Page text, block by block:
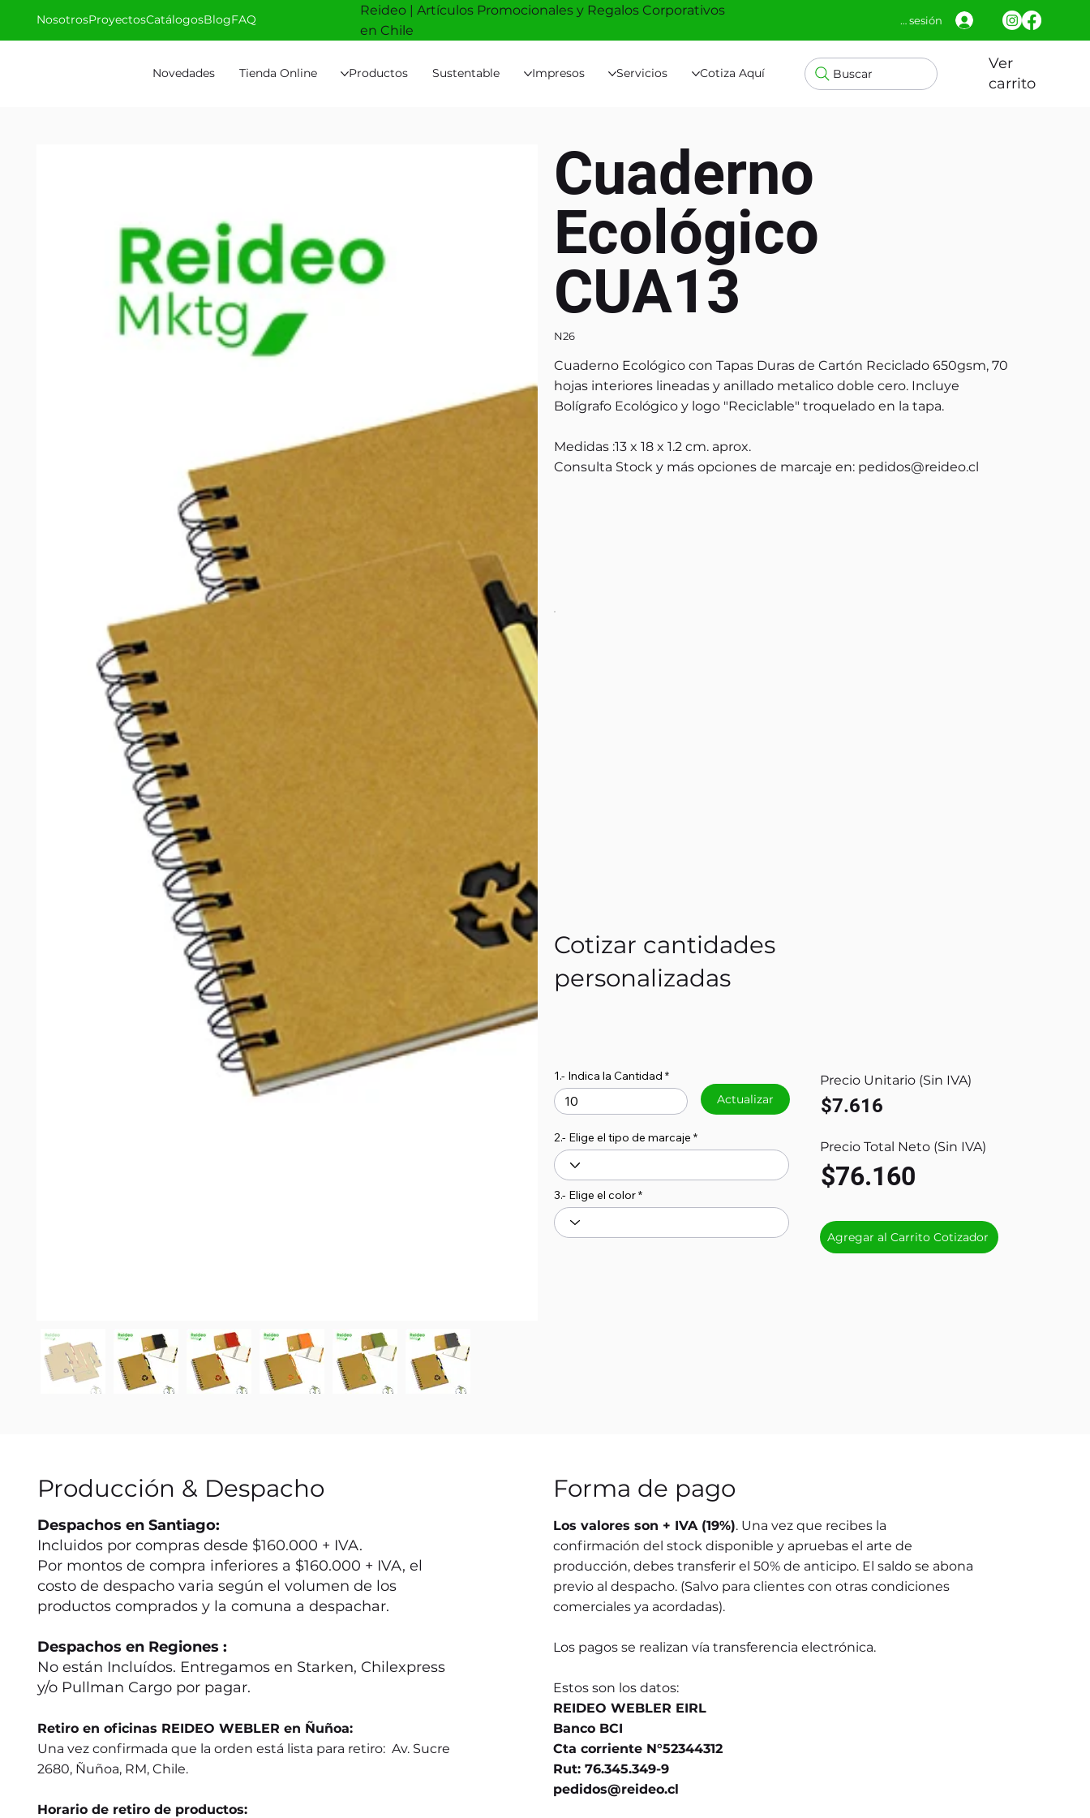
Novedades Tienda Online Productos Sustentable Impresos Servicios Cotiza Aquí Buscar
Ver
carrito
NosotrosProyectosCatálogosBlogFAQ
Reideo | Artículos Promocionales y Regalos Corporativos
en Chile
Iniciar sesión
Cuaderno
Ecológico
CUA13
N26
Cuaderno Ecológico con Tapas Duras de Cartón Reciclado 650gsm, 70
hojas interiores lineadas y anillado metalico doble cero. Incluye
Bolígrafo Ecológico y logo "Reciclable" troquelado en la tapa.
Medidas :13 x 18 x 1.2 cm. aprox.
Consulta Stock y más opciones de marcaje en: pedidos@reideo.cl
Cotizar cantidades
personalizadas
1.- Indica la Cantidad
Actualizar
2.- Elige el tipo de marcaje
3.- Elige el color
Precio Unitario (Sin IVA)
$7.616
Precio Total Neto (Sin IVA)
$76.160
Agregar al Carrito Cotizador
Producción & Despacho
Despachos en Santiago:
Incluidos por compras desde $160.000 + IVA.
Por montos de compra inferiores a $160.000 + IVA, el
costo de despacho varia según el volumen de los
productos comprados y la comuna a despachar.
Despachos en Regiones :
No están Incluídos. Entregamos en Starken, Chilexpress
y/o Pullman Cargo por pagar.
Retiro en oficinas REIDEO WEBLER en Ñuñoa:
Una vez confirmada que la orden está lista para retiro: Av. Sucre
2680, Ñuñoa, RM, Chile.
Horario de retiro de productos:
Forma de pago
Los valores son + IVA (19%). Una vez que recibes la
confirmación del stock disponible y apruebas el arte de
producción, debes transferir el 50% de anticipo. El saldo se abona
previo al despacho. (Salvo para clientes con otras condiciones
comerciales ya acordadas).
Los pagos se realizan vía transferencia electrónica.
Estos son los datos:
REIDEO WEBLER EIRL
Banco BCI
Cta corriente N°52344312
Rut: 76.345.349-9
pedidos@reideo.cl